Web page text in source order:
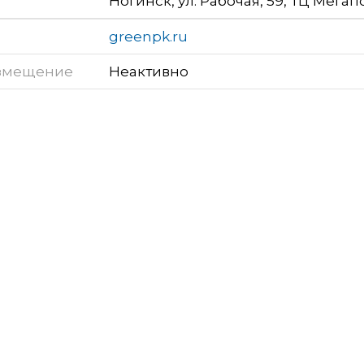
greenpk.ru
Неактивно